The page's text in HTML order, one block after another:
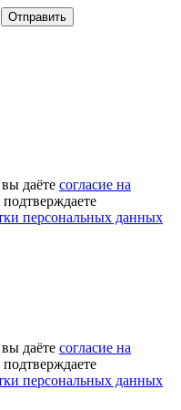
Отправить
даёте согласие на
подтверждаете
персональных данных
даёте согласие на
подтверждаете
персональных данных